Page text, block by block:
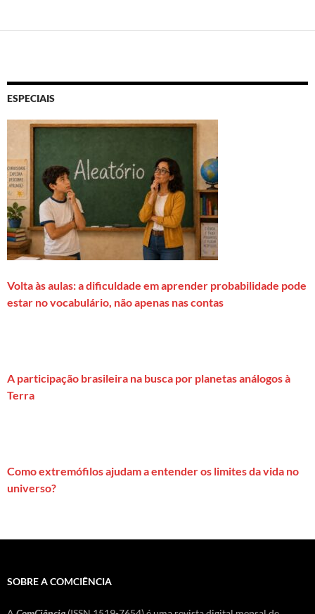
ESPECIAIS
Volta às aulas: a dificuldade em aprender probabilidade pode
estar no vocabulário, não apenas nas contas
A participação brasileira na busca por planetas análogos à
Terra
Como extremófilos ajudam a entender os limites da vida no
universo?
SOBRE A COMCIÊNCIA